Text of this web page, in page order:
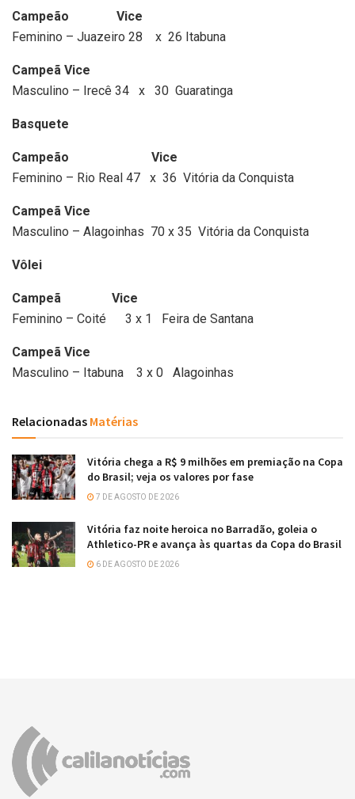
Campeão Vice
Feminino – Juazeiro 28 x 26 Itabuna
Campeã Vice
Masculino – Irecê 34 x 30 Guaratinga
Basquete
Campeão Vice
Feminino – Rio Real 47 x 36 Vitória da Conquista
Campeã Vice
Masculino – Alagoinhas 70 x 35 Vitória da Conquista
Vôlei
Campeã Vice
Feminino – Coité 3 x 1 Feira de Santana
Campeã Vice
Masculino – Itabuna 3 x 0 Alagoinhas
Relacionadas Matérias
Vitória chega a R$ 9 milhões em premiação na Copa
do Brasil; veja os valores por fase
7 DE AGOSTO DE 2026
Vitória faz noite heroica no Barradão, goleia o
Athletico-PR e avança às quartas da Copa do Brasil
6 DE AGOSTO DE 2026